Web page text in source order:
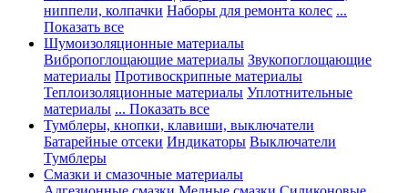
ниппели, колпачки Наборы для ремонта колес ...
Показать все
Шумоизоляционные материалы
Вибропоглощающие материалы Звукопоглощающие
материалы Противоскрипные материалы
Теплоизоляционные материалы Уплотнительные
материалы ... Показать все
Тумблеры, кнопки, клавиши, выключатели
Батарейные отсеки Индикаторы Выключатели
Тумблеры
Смазки и смазочные материалы